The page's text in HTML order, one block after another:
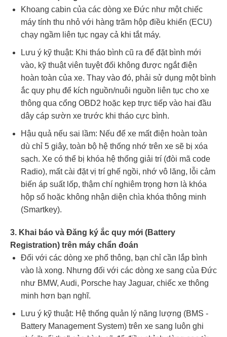
Khoang cabin của các dòng xe Đức như một chiếc
máy tính thu nhỏ với hàng trăm hộp điều khiển (ECU)
chạy ngầm liên tục ngay cả khi tắt máy.
Lưu ý kỹ thuật: Khi tháo bình cũ ra để đặt bình mới
vào, kỹ thuật viên tuyệt đối không được ngắt điện
hoàn toàn của xe. Thay vào đó, phải sử dụng một bình
ắc quy phụ để kích nguồn/nuôi nguồn liên tục cho xe
thông qua cổng OBD2 hoặc kẹp trực tiếp vào hai đầu
dây cáp sườn xe trước khi tháo cực bình.
Hậu quả nếu sai lầm: Nếu để xe mất điện hoàn toàn
dù chỉ 5 giây, toàn bộ hệ thống nhớ trên xe sẽ bị xóa
sạch. Xe có thể bị khóa hệ thống giải trí (đòi mã code
Radio), mất cài đặt vị trí ghế ngồi, nhớ vô lăng, lỗi cảm
biến áp suất lốp, thậm chí nghiêm trọng hơn là khóa
hộp số hoặc không nhận diện chìa khóa thông minh
(Smartkey).
3. Khai báo và Đăng ký ắc quy mới (Battery
Registration) trên máy chẩn đoán
Đối với các dòng xe phổ thông, bạn chỉ cần lắp bình
vào là xong. Nhưng đối với các dòng xe sang của Đức
như BMW, Audi, Porsche hay Jaguar, chiếc xe thông
minh hơn bạn nghĩ.
Lưu ý kỹ thuật: Hệ thống quản lý năng lượng (BMS -
Battery Management System) trên xe sang luôn ghi